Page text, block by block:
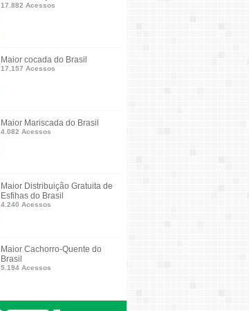
17.882 Acessos
Maior cocada do Brasil
17.157 Acessos
Maior Mariscada do Brasil
4.082 Acessos
Maior Distribuição Gratuita de
Esfihas do Brasil
4.240 Acessos
Maior Cachorro-Quente do
Brasil
5.194 Acessos